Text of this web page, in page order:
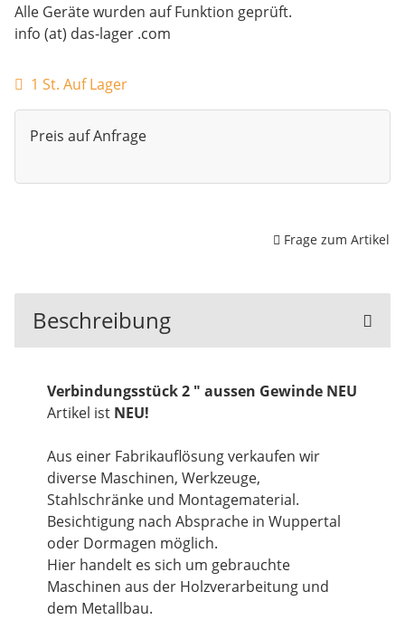
Alle Geräte wurden auf Funktion geprüft.
info (at) das-lager .com
1 St. Auf Lager
Preis auf Anfrage
Frage zum Artikel
Beschreibung
Verbindungsstück 2 " aussen Gewinde NEU
Artikel ist NEU!
Aus einer Fabrikauflösung verkaufen wir
diverse Maschinen, Werkzeuge,
Stahlschränke und Montagematerial.
Besichtigung nach Absprache in Wuppertal
oder Dormagen möglich.
Hier handelt es sich um gebrauchte
Maschinen aus der Holzverarbeitung und
dem Metallbau.